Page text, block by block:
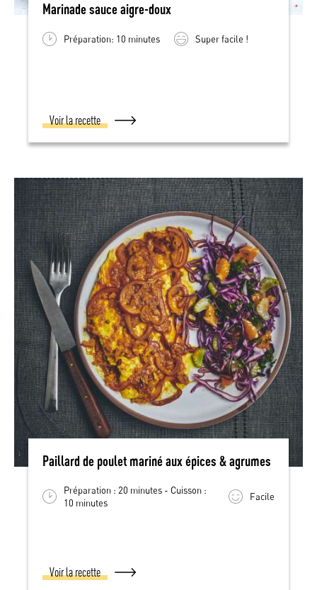
Marinade sauce aigre-doux
Préparation: 10 minutes Super facile !
Voir la recette
Paillard de poulet mariné aux épices & agrumes
Préparation : 20 minutes - Cuisson :
10 minutes
Facile
Voir la recette